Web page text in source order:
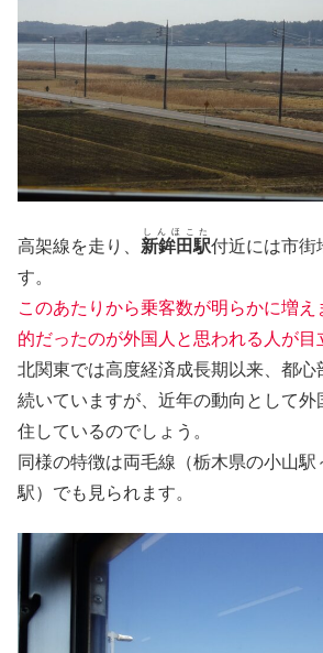
高架線を走り、 新鉾田駅
しんほこた
付近には市街
す。
このあたりから乗客数が明らかに増え
的だったのが外国人と思われる人が目
北関東では高度経済成長期以来、都心
続いていますが、近年の動向として外
住しているのでしょう。
同様の特徴は両毛線（栃木県の小山駅
駅）でも見られます。